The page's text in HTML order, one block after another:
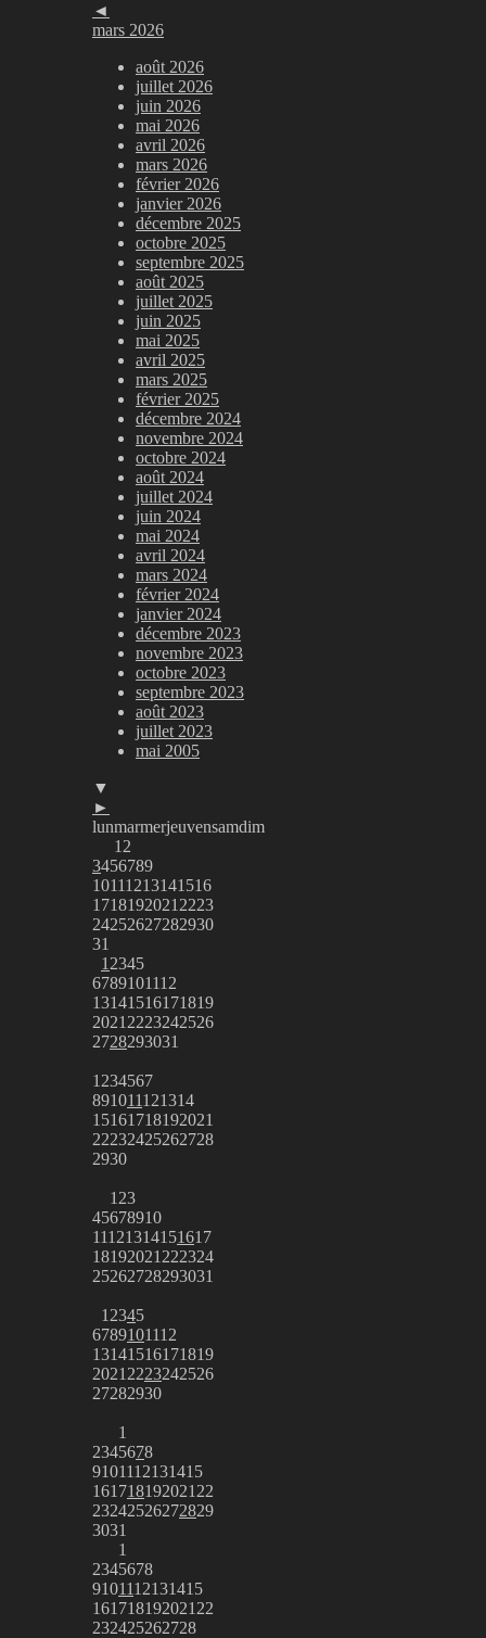
◄
mars 2026
août 2026
juillet 2026
juin 2026
mai 2026
avril 2026
mars 2026
février 2026
janvier 2026
décembre 2025
octobre 2025
septembre 2025
août 2025
juillet 2025
juin 2025
mai 2025
avril 2025
mars 2025
février 2025
décembre 2024
novembre 2024
octobre 2024
août 2024
juillet 2024
juin 2024
mai 2024
avril 2024
mars 2024
février 2024
janvier 2024
décembre 2023
novembre 2023
octobre 2023
septembre 2023
août 2023
juillet 2023
mai 2005
▼
►
lunmarmerjeuvensamdim
1 2
3456789
10111213141516
1718192021 2223
24252627282930
31
1 2345
6789101112
13141516171819
2021 2223242526
2728293031
1 234567
891011121314
15161718192021
22232425262728
2930
1 23
45678910
11121314151617
18192021 222324
25262728293031
1 2345
6789101112
13141516171819
2021 2223242526
27282930
1
2345678
9101112131415
161718192021 22
23242526272829
3031
1
2345678
9101112131415
161718192021 22
232425262728